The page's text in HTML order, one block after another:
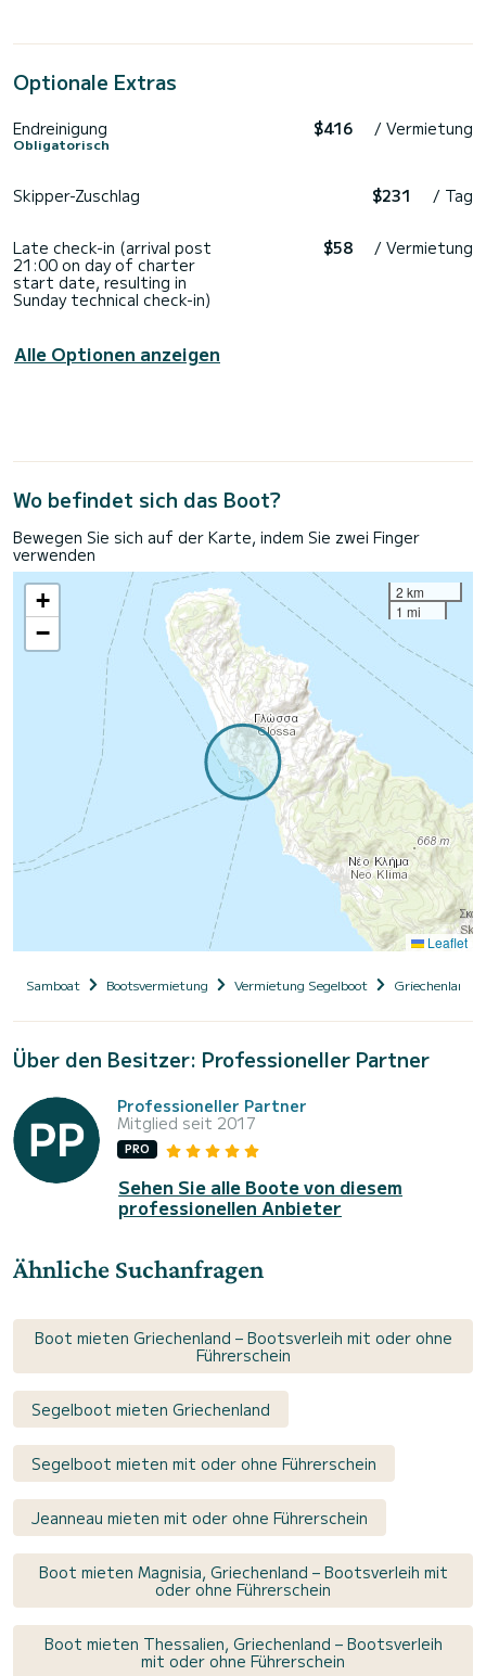
Optionale Extras
Endreinigung
Obligatorisch
$416 / Vermietung
Skipper-Zuschlag $231 / Tag
Late check-in (arrival post
21:00 on day of charter
start date, resulting in
Sunday technical check-in)
$58 / Vermietung
Alle Optionen anzeigen
Wo befindet sich das Boot?
Bewegen Sie sich auf der Karte, indem Sie zwei Finger
verwenden
+
−
2 km
1 mi
Leaflet
Samboat Bootsvermietung Vermietung Segelboot Griechenland
Über den Besitzer: Professioneller Partner
Professioneller Partner
Mitglied seit 2017
PRO
Sehen Sie alle Boote von diesem
professionellen Anbieter
Ähnliche Suchanfragen
Boot mieten Griechenland – Bootsverleih mit oder ohne
Führerschein
Segelboot mieten Griechenland
Segelboot mieten mit oder ohne Führerschein
Jeanneau mieten mit oder ohne Führerschein
Boot mieten Magnisia, Griechenland – Bootsverleih mit
oder ohne Führerschein
Boot mieten Thessalien, Griechenland – Bootsverleih
mit oder ohne Führerschein